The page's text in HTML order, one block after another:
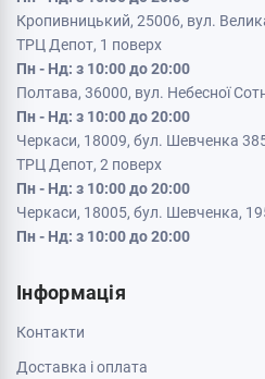
Кременчук, 39600, вул. Соборна 9/
Пн - Нд: з 10:00 до 20:00
Кривий Ріг, 50000, проспект
Кропивницький, 25006, вул.
Полтава, 36000, вул. Небесної